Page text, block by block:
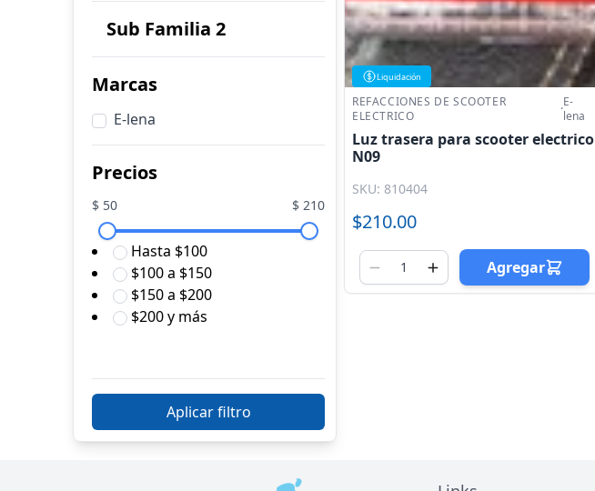
Sub Familia 2
Marcas
E-lena
Precios
$ 50 $ 210
Hasta $100
$100 a $150
$150 a $200
$200 y más
Aplicar filtro
Liquidación
REFACCIONES DE SCOOTER
ELECTRICO
·E-
lena
Luz trasera para scooter electrico
N09
SKU: 810404
$210.00
Agregar